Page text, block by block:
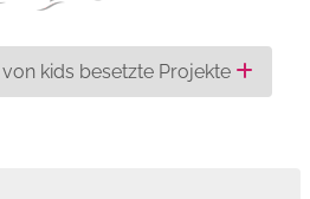
kids besetzte Projekte